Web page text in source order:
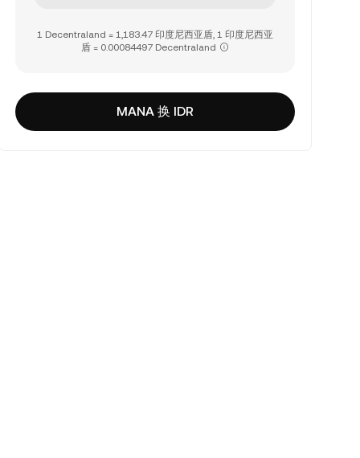
1 Decentraland = 1,183.47 印度尼西亚盾, 1 印度尼西亚
盾 = 0.00084497 Decentraland
MANA 换 IDR